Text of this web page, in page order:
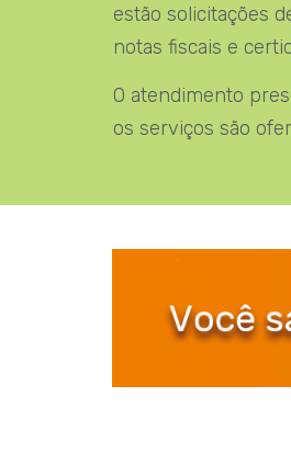
estão solicitações
notas fiscais e
O atendimento
os serviços são